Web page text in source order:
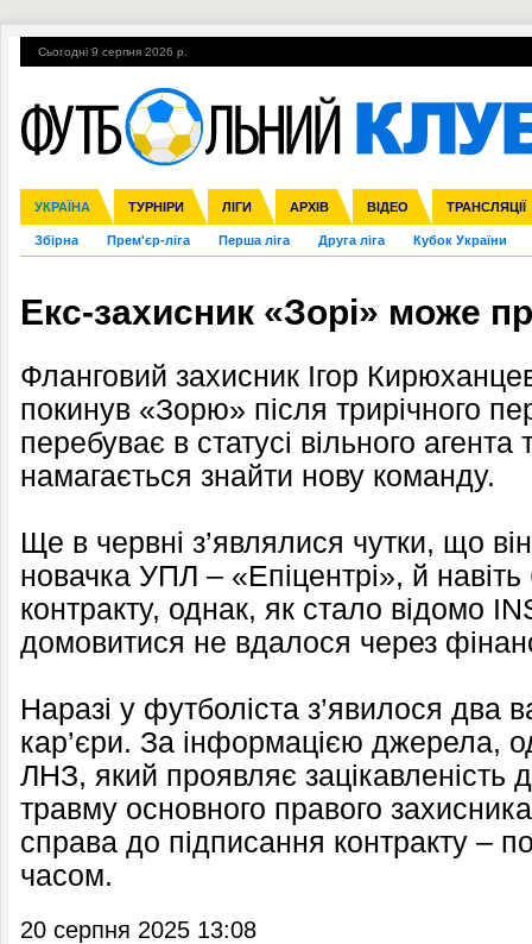
Сьогодні 9 серпня 2026 р.
УКРАЇНА ТУРНІРИ ЛІГИ АРХІВ ВІДЕО ТРАНСЛЯЦІЇ
Збірна Прем'єр-ліга Перша ліга Друга ліга Кубок України
Ліга чемпіонів Ліга Європи Міжнародні Ліга націй Ліга
Англія Іспанія Італія Німеччина Франція Інші
ЧС-2014 ЄВРО-2016 Росія Кубок конфедерацій ЧЄ-2015 (U-
Гарячі теми УПЛ, 2-й тур ВІЙНА УПЛ-ПЕРЕХОДИ
Екс-захисник «Зорі» може
Фланговий захисник Ігор
покинув «Зорю» після трирічного
перебуває в статусі вільного агента
намагається знайти нову команду.
Ще в червні з’являлися чутки, що
новачка УПЛ – «Епіцентрі», й
контракту, однак, як стало відомо
домовитися не вдалося через
Наразі у футболіста з’явилося два
кар’єри. За інформацією джерела,
ЛНЗ, який проявляє зацікавленість
травму основного правого
справа до підписання контракту –
часом.
20 серпня 2025 13:08